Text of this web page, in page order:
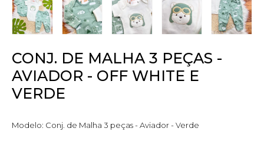
CONJ. DE MALHA 3 PEÇAS -
AVIADOR - OFF WHITE E
VERDE
Modelo: Conj. de Malha 3 peças - Aviador - Verde